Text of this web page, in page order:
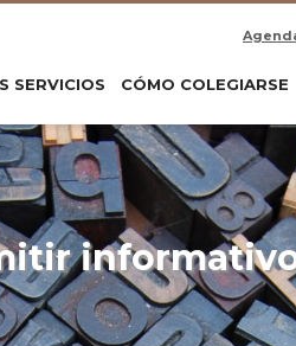
SERVICIOS CÓMO COLEGIARSE